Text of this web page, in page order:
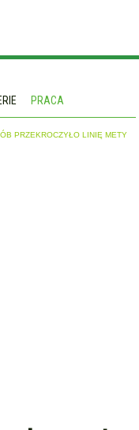
PRACA
PRZEKROCZYŁO LINIĘ METY